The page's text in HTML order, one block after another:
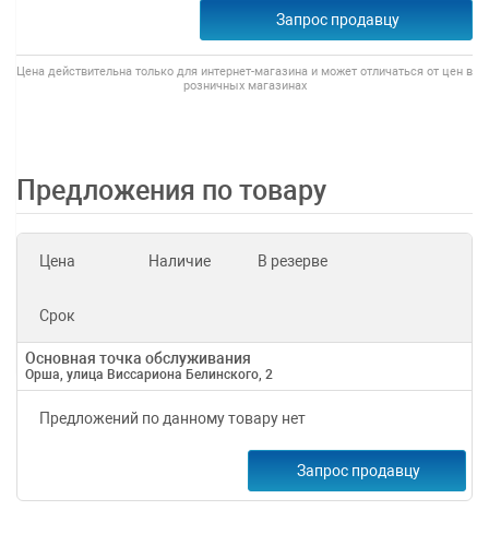
Запрос продавцу
Цена действительна только для интернет-магазина и может отличаться от цен в
розничных магазинах
Предложения по товару
Цена Наличие В резерве
Срок
Основная точка обслуживания
Орша, улица Виссариона Белинского, 2
Предложений по данному товару нет
Запрос продавцу